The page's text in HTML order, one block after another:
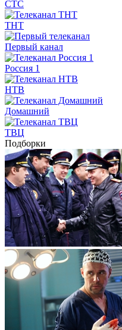
СТС
ТНТ
Первый канал
Россия 1
НТВ
Домашний
ТВЦ
Подборки